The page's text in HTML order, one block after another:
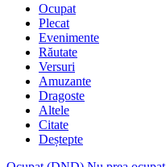
Ocupat
Plecat
Evenimente
Răutate
Versuri
Amuzante
Dragoste
Altele
Citate
Deștepte